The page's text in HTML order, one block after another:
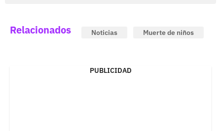
Relacionados Noticias Muerte de niños
PUBLICIDAD